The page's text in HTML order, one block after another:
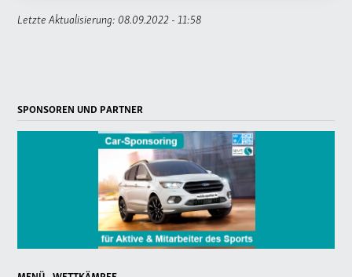
Letzte Aktualisierung: 08.09.2022 - 11:58
SPONSOREN UND PARTNER